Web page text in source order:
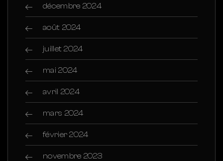
décembre 2024
août 2024
juillet 2024
mai 2024
avril 2024
mars 2024
février 2024
novembre 2023